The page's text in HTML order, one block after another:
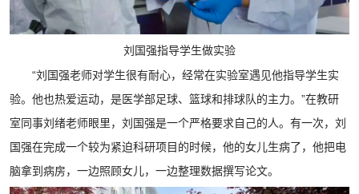
刘国强指导学生做实验
“刘国强老师对学生很有耐心，经常在实验室遇见他指导学生实
验。他也热爱运动，是医学部足球、篮球和排球队的主力。”在教研
室同事刘绪老师眼里，刘国强是一个严格要求自己的人。有一次，刘
国强在完成一个较为紧迫科研项目的时候，他的女儿生病了，他把电
脑拿到病房，一边照顾女儿，一边整理数据撰写论文。